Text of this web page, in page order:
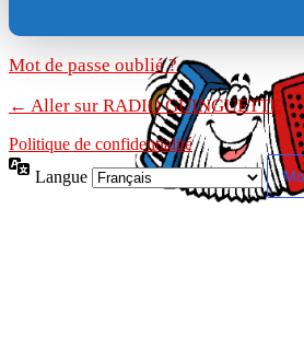
Mot de passe oublié ?
← Aller sur RADIO GUINGUETTE
Politique de confidentialité
Langue